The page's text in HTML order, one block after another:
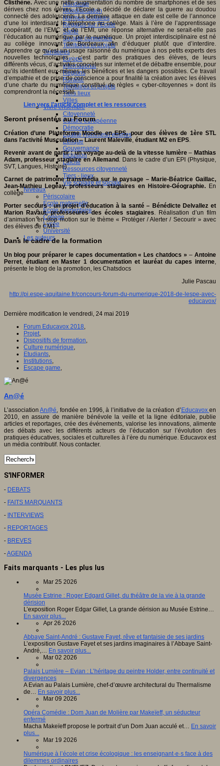
Handicap
Mondialisation
Normes scolaires
Regards sur l’Ecole
Santé
Société connectée
Territoires et projets
Territoires
Europe
International
Régions
Ruralité
Territoires et projets
Tiers lieux
Villes
Vivre ensemble
Citoyenneté
Culture européenne
Démocratie
Egalité Hommes/Femmes
Ethique
Gouvernance
Inclusion
Laïcité
Ressources citoyenneté
Tiers - lieux
Vie scolaire et sociale
Niveaux
Périscolaire
Ecole maternelle
Ecole élémentaire
Collège
Lycée
Université
Les auteurs
Clisthène. Avec une nette augmentation du nombre de smartphones et de ses
dérives chez nos élèves, l’Ecole a décidé de déclarer la guerre au doudou
connecté des adolescents. La dernière attaque en date est celle de l’annonce
d’une loi interdisant le téléphone au collège. Mais à l’ère de l’apprentissage
coopératif, de l’EMC et de l’EMI, une réponse alternative ne serait-elle pas
l’éducation au numérique par le numérique. Un projet interdisciplinaire est né
au collège innovant de Bordeaux afin d’éduquer plutôt que d’interdire.
Apprendre ce qu’est un usage raisonné du numérique à nos petits experts des
nouvelles technologies ; c’est partir des pratiques des élèves, de leurs
différents vécus, d’activités concrètes sur internet et de débattre ensemble, pour
qu’ils identifient eux-mêmes les bénéfices et les dangers possibles. Ce travail
d’empathie et de prise de conscience a pour finalité la création avec les élèves
d’une charte du numérique constitué de règles « cyber-citoyennes » dont ils
comprendront la nécessité.
Lien vers l’article complet et les ressources
Seront présentés au Forum
Création d’une Plateforme Moodle en EPS, pour des élèves de 1ère STL
dans l’activité Musculation – Laurent Maleville, étudiant M2 en EPS.
Revenir avant de partir : un voyage au-delà de la vitesse lumière– Mathias
Adam, professeur stagiaire en Allemand . Dans le cadre d’un EPI (Physique,
SVT, Langues, Histoire)
Carnet de patrimoine transmédia sur le paysage – Marie-Béatrice Gaillac,
Jean-Mathieu Legeay, professeurs stagiaires en Histoire-Géographie.En
collège
Porter secours : un projet d’éducation à la santé – Bénédicte Delvallez et
Marion Ravaut, professeures des écoles stagiaires. Réalisation d’un film
d’animation en stop motion sur le thème « Protéger / Alerter / Secourir » avec
des élèves de CM1.
Dans le cadre de la formation
Un blog pour préparer le capes documentation « Les chatdocs » –Antoine
Perret, étudiant en Master 1 documentation et lauréat du capes interne,
présente le blog de la promotion, les Chatsdocs
Julie Pascau
http://pi.espe-aquitaine.fr/concours-forum-du-numerique-2018-de-lespe-avec-
educavox/
Dernière modification le vendredi, 24 mai 2019
Forum Educavox 2018,
Projet,
Dispositifs de formation,
Culture numérique,
Etudiants,
Institutions,
Escape game,
An@é
L’associationAn@é, fondée en 1996, à l’initiative de la création d’ Educavoxen
2010, en assure de manière bénévole la veille et la ligne éditoriale, publie
articles et reportages, crée des événements, valorise les innovations, alimente
des débats avec les différents acteurs de l’éducation sur l’évolution des
pratiques éducatives, sociales et culturelles à l’ère du numérique. Educavox est
un média contributif. Nous contacter.
S'INFORMER
- DEBATS
- FAITS MARQUANTS
- INTERVIEWS
- REPORTAGES
- BREVES
-AGENDA
Faits marquants - Les plus lus
Mar 25 2026
Musée Estrine : Roger Edgard Gillet, du théâtre de la vie à la grande
dérision
L’exposition Roger Edgar Gillet, La grande dérision au Musée Estrine…
En savoir plus...
Apr 26 2026
Abbaye Saint-André : Gustave Fayet, rêve et fantaisie de ses jardins
L’exposition Gustave Fayet et ses jardins imaginaires à l’Abbaye Saint-
André,… En savoir plus...
Mar 02 2026
Palais Lumière – Evian : L’héritage du peintre Holder, entre continuité et
divergences
A Evian au Palais Lumière, chef-d’œuvre architectural du Thermalisme
de… En savoir plus...
Mar 09 2026
Opéra Comédie : Dom Juan de Molière par Makeïeff, un séducteur
enfermé
Macha Makeïeff propose le portrait d’un Dom Juan acculé et… En savoir
plus...
Mar 19 2026
Numérique à l’école et crise écologique : les enseignant·e·s face à des
dilemmes ordinaires